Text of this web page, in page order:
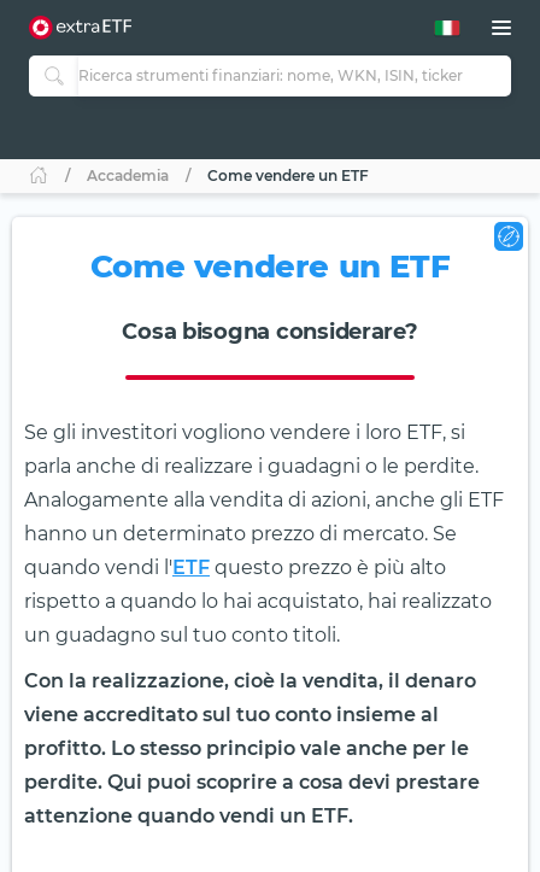
Accademia Come vendere un ETF
Come vendere un ETF
Cosa bisogna considerare?
Se gli investitori vogliono vendere i loro ETF, si
parla anche di realizzare i guadagni o le perdite.
Analogamente alla vendita di azioni, anche gli ETF
hanno un determinato prezzo di mercato. Se
quando vendi l' ETF questo prezzo è più alto
rispetto a quando lo hai acquistato, hai realizzato
un guadagno sul tuo conto titoli.
Con la realizzazione, cioè la vendita, il denaro
viene accreditato sul tuo conto insieme al
profitto. Lo stesso principio vale anche per le
perdite. Qui puoi scoprire a cosa devi prestare
attenzione quando vendi un ETF.